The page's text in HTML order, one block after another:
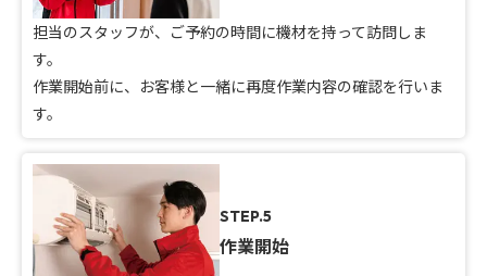
担当のスタッフが、ご予約の時間に機材を持って訪問しま
す。
作業開始前に、お客様と一緒に再度作業内容の確認を行いま
す。
STEP.5
作業開始